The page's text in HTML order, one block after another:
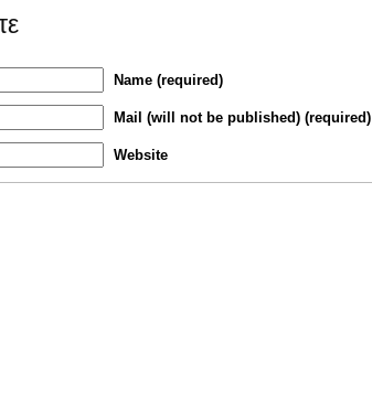
Name (required)
Mail (will not be published) (required)
Website